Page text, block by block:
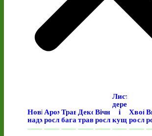
Нові
надходження
Ароматичні
рослини
Трав’янисті
багаторічні
Декоративні
трави
Вічнозелені
рослини
Листяні
дерева
і
кущі